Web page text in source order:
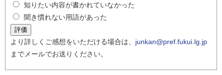
知りたい内容が書かれていなかった
聞き慣れない用語があった
より詳しくご感想をいただける場合は、 junkan@pref.fukui.lg.jp
までメールでお送りください。